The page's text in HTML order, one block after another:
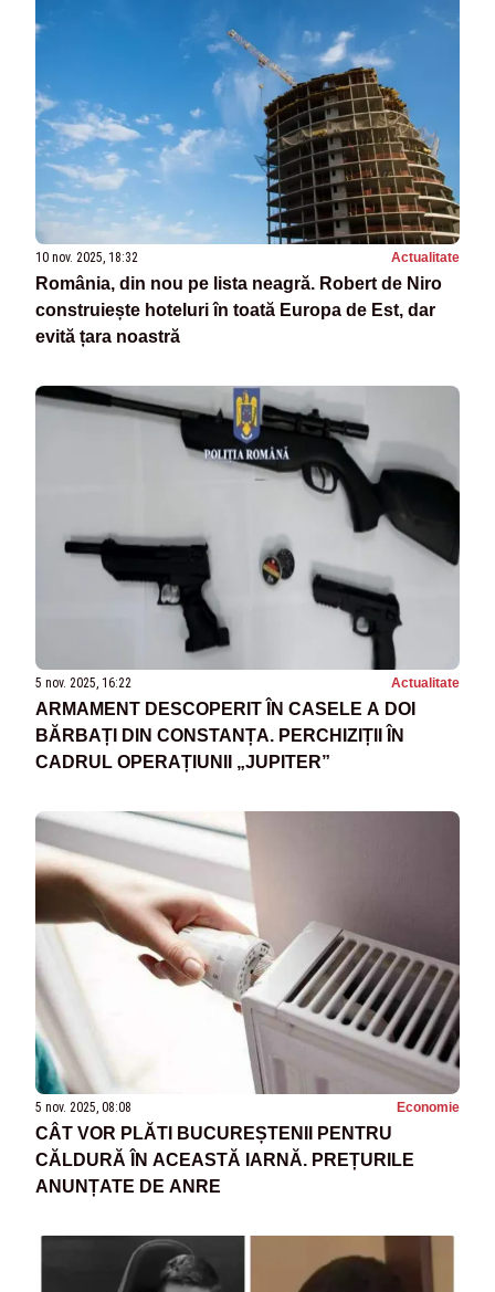
10 nov. 2025, 18:32 Actualitate
România, din nou pe lista neagră. Robert de Niro
construiește hoteluri în toată Europa de Est, dar
evită țara noastră
5 nov. 2025, 16:22 Actualitate
ARMAMENT DESCOPERIT ÎN CASELE A DOI
BĂRBAȚI DIN CONSTANȚA. PERCHIZIȚII ÎN
CADRUL OPERAȚIUNII „JUPITER”
5 nov. 2025, 08:08 Economie
CÂT VOR PLĂTI BUCUREȘTENII PENTRU
CĂLDURĂ ÎN ACEASTĂ IARNĂ. PREȚURILE
ANUNȚATE DE ANRE